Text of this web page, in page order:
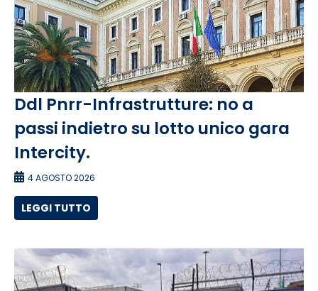
Ddl Pnrr-Infrastrutture: no a
passi indietro su lotto unico gara
Intercity.
4 AGOSTO 2026
LEGGI TUTTO